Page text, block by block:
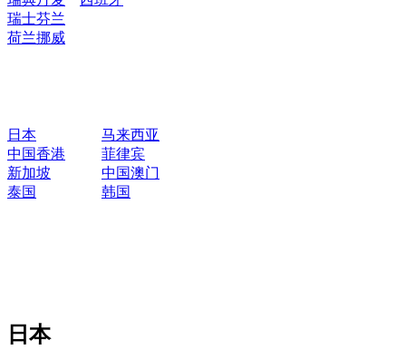
瑞士芬兰
荷兰挪威
日本
马来西亚
中国香港
菲律宾
新加坡
中国澳门
泰国
韩国
日本